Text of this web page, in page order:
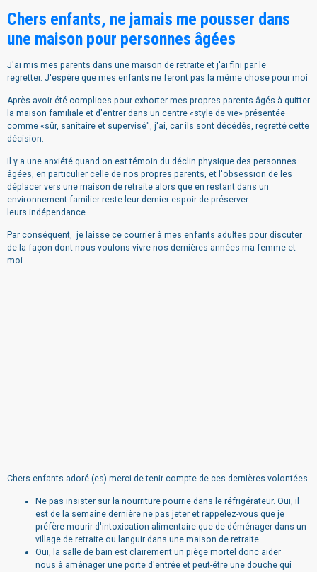
Chers enfants, ne jamais me pousser dans
une maison pour personnes âgées
J'ai mis mes parents dans une maison de retraite et j'ai fini par le
regretter. J'espère que mes enfants ne feront pas la même chose pour moi
Après avoir été complices pour exhorter mes propres parents âgés à quitter
la maison familiale et d'entrer dans un centre «style de vie» présentée
comme «sûr, sanitaire et supervisé", j'ai, car ils sont décédés, regretté cette
décision.
Il y a une anxiété quand on est témoin du déclin physique des personnes
âgées, en particulier celle de nos propres parents, et l'obsession de les
déplacer vers une maison de retraite alors que en restant dans un
environnement familier reste leur dernier espoir de préserver
leurs indépendance.
Par conséquent, je laisse ce courrier à mes enfants adultes pour discuter
de la façon dont nous voulons vivre nos dernières années ma femme et
moi
Chers enfants adoré (es) merci de tenir compte de ces dernières volontées
Ne pas insister sur la nourriture pourrie dans le réfrigérateur. Oui, il
est de la semaine dernière ne pas jeter et rappelez-vous que je
préfère mourir d'intoxication alimentaire que de déménager dans un
village de retraite ou languir dans une maison de retraite.
Oui, la salle de bain est clairement un piège mortel donc aider
nous à aménager une porte d'entrée et peut-être une douche qui